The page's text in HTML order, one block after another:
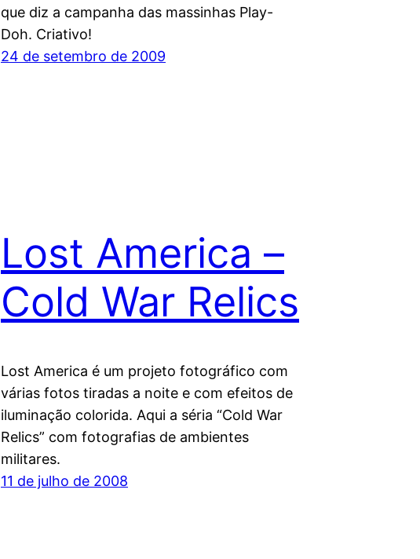
que diz a campanha das massinhas Play-
Doh. Criativo!
24 de setembro de 2009
Lost America –
Cold War Relics
Lost America é um projeto fotográfico com
várias fotos tiradas a noite e com efeitos de
iluminação colorida. Aqui a séria “Cold War
Relics” com fotografias de ambientes
militares.
11 de julho de 2008